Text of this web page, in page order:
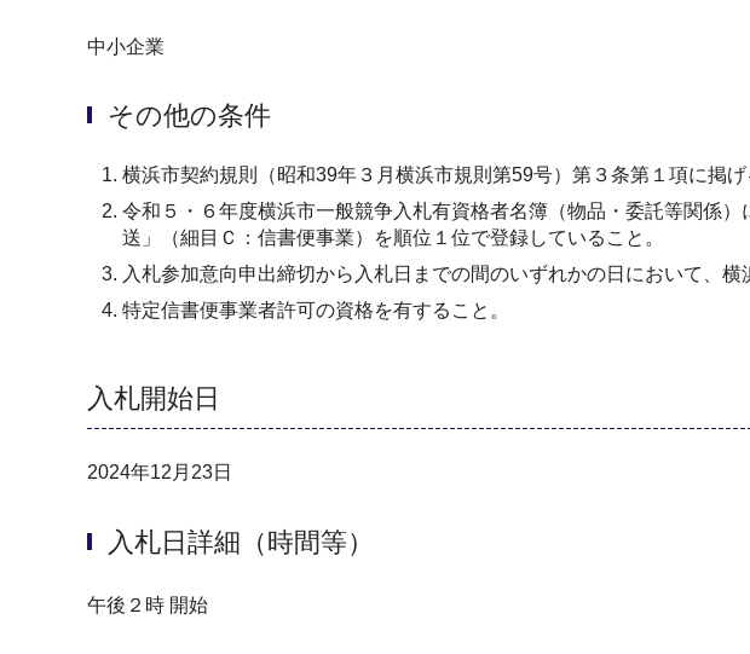
中小企業
その他の条件
横浜市契約規則（昭和39年３月横浜市規則第59号）第３条第１項に掲
令和５・６年度横浜市一般競争入札有資格者名簿（物品・委託等関係
送」（細目Ｃ：信書便事業）を順位１位で登録していること。
入札参加意向申出締切から入札日までの間のいずれかの日において、
特定信書便事業者許可の資格を有すること。
入札開始日
2024年12月23日
入札日詳細（時間等）
午後２時 開始